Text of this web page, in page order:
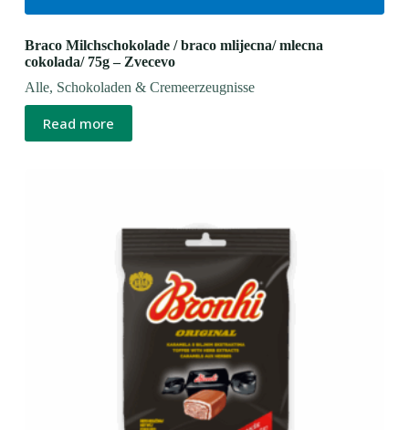
Braco Milchschokolade / braco mlijecna/ mlecna
cokolada/ 75g – Zvecevo
Alle, Schokoladen & Cremeerzeugnisse
Read more